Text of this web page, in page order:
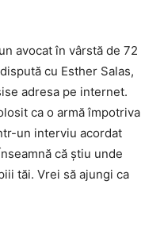
avocat în vârstă de 72
cu Esther Salas,
adresa pe internet.
ca o armă împotriva
un interviu acordat
că ştiu unde
tăi. Vrei să ajungi ca